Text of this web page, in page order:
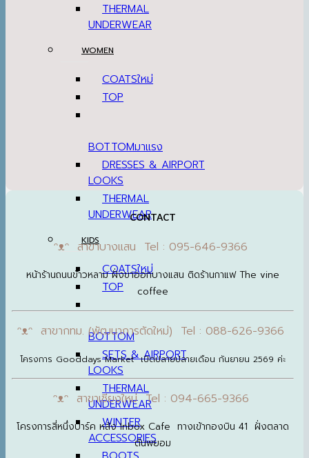
THERMAL
UNDERWEAR
WOMEN
COATS
TOP
BOTTOM
DRESSES & AIRPORT
LOOKS
THERMAL
UNDERWEAR
KIDS
COATS
TOP
BOTTOM
SETS & AIRPORT
LOOKS
THERMAL
UNDERWEAR
WINTER
ACCESSORIES
CONTACT
ᵔᴥᵔ สาขาบางแสน Tel : 095-646-9366
หน้าร้านถนนข้าวหลาม ฝั่งขาออกบางแสน ติดร้านกาแฟ The vine
coffee
ᵔᴥᵔ สาขากทม. (พัฒนาการตัดใหม่) Tel : 088-626-9366
โครงการ Gooddays Market เปิดปลายปลายเดือน กันยายน 2569 ค่ะ
ᵔᴥᵔ สาขาเชียงใหม่ Tel : 094-665-9366
โครงการสี่หนึ่งปาร์ค หลัง Inbox Cafe ทางเข้ากองบิน 41 ฝั่งตลาด
ต้นพยอม